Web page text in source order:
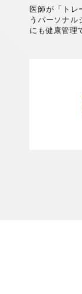
医師が「トレ
うパーソナル
にも健康管理